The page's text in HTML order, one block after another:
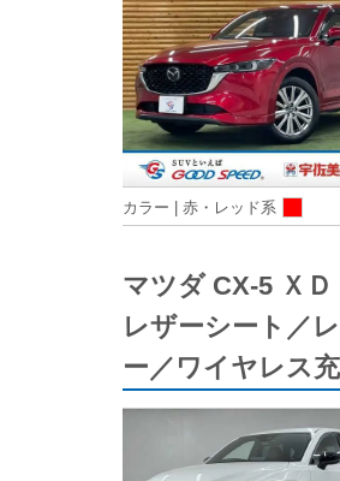
カラー | 赤・レッド系
マツダ CX-5 Ｘ
レザーシート／
ー／ワイヤレス